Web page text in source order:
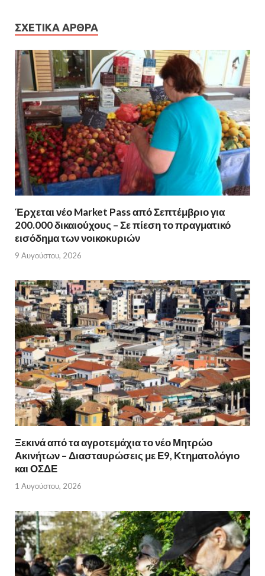
ΣΧΕΤΙΚΆ ΆΡΘΡΑ
Έρχεται νέο Market Pass από Σεπτέμβριο για
200.000 δικαιούχους – Σε πίεση το πραγματικό
εισόδημα των νοικοκυριών
9 Αυγούστου, 2026
Ξεκινά από τα αγροτεμάχια το νέο Μητρώο
Ακινήτων – Διασταυρώσεις με Ε9, Κτηματολόγιο
και ΟΣΔΕ
1 Αυγούστου, 2026